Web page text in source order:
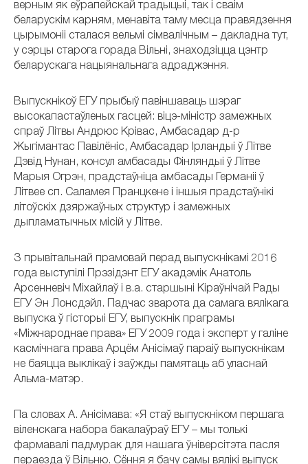
верным як еўрапейскай традыцыі, так і сваім
беларускім карням, менавіта таму месца правядзення
цырымоніі сталася вельмі сімвалічным – дакладна тут,
у сэрцы старога горада Вільні, знаходзіцца цэнтр
беларускага нацыянальнага адраджэння.
Выпускнікоў ЕГУ прыбыў павіншаваць шэраг
высокапастаўленых гасцей: віцэ-міністр замежных
спраў Літвы Андрюс Крівас, Амбасадар д-р
Жыгімантас Павілёніс, Амбасадар Ірландыі ў Літве
Дэвід Нунан, консул амбасады Фінляндыі ў Літве
Марыя Огрэн, прадстаўніца амбасады Германіі ў
Літвее сп. Саламея Пранцкене і іншыя прадстаўнікі
літоўскіх дзяржаўных структур і замежных
дыпламатычных місій у Літве.
З прывітальнай прамовай перад выпускнікамі 2016
года выступілі Прэзідэнт ЕГУ акадэмік Анатоль
Арсенневіч Міхайлаў і в.а. старшыні Кіраўнічай Рады
ЕГУ Эн Лонсдэйл. Падчас зварота да самага вялікага
выпуска ў гісторыі ЕГУ, выпускнік праграмы
«Міжнароднае права» ЕГУ 2009 года і эксперт у галіне
касмічнага права Арцём Анісімаў параіў выпускнікам
не баяцца выклікаў і заўжды памятаць аб уласнай
Альма-матэр.
Па словах А. Анісімава: «Я стаў выпускніком першага
віленскага набора бакалаўраў ЕГУ – мы толькі
фармавалі падмурак для нашага ўніверсітэта пасля
пераезда ў Вільню. Сёння я бачу самы вялікі выпуск